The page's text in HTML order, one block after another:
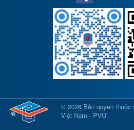
© 2026 Bản quyền
Việt Nam - PVU